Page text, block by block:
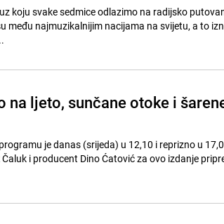
koju svake sedmice odlazimo na radijsko
među najmuzikalnijim nacijama na svijetu, a to
na ljeto, sunčane otoke i
je danas (srijeda) u 12,10 i reprizno u
i producent Dino Ćatović za ovo izdanje